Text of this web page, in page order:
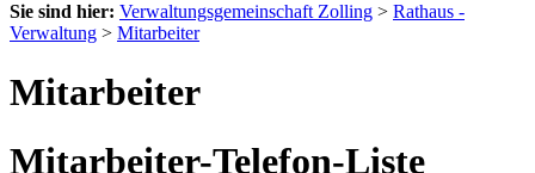
Sie sind hier: Verwaltungsgemeinschaft Zolling > Rathaus -
Verwaltung > Mitarbeiter
Mitarbeiter
Mitarbeiter-Telefon-Liste